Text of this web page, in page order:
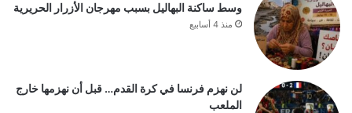
وسط ساكنة البهاليل بسبب مهرجان الأزرار الحريرية
منذ 4 أسابيع
لن نهزم فرنسا في كرة القدم… قبل أن نهزمها خارج
الملعب